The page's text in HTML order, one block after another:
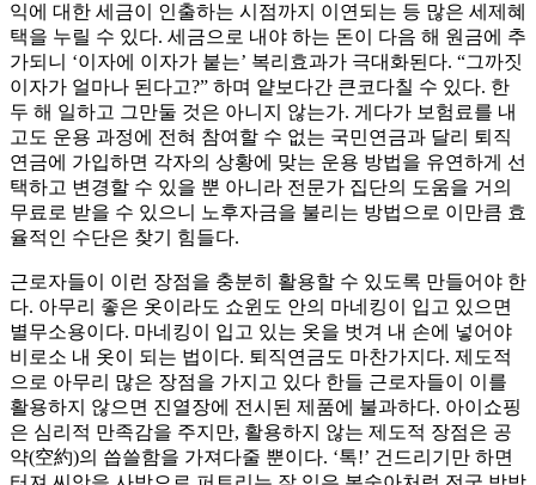
익에 대한 세금이 인출하는 시점까지 이연되는 등 많은 세제혜
택을 누릴 수 있다. 세금으로 내야 하는 돈이 다음 해 원금에 추
가되니 ‘이자에 이자가 붙는’ 복리효과가 극대화된다. “그까짓
이자가 얼마나 된다고?” 하며 얕보다간 큰코다칠 수 있다. 한
두 해 일하고 그만둘 것은 아니지 않는가. 게다가 보험료를 내
고도 운용 과정에 전혀 참여할 수 없는 국민연금과 달리 퇴직
연금에 가입하면 각자의 상황에 맞는 운용 방법을 유연하게 선
택하고 변경할 수 있을 뿐 아니라 전문가 집단의 도움을 거의
무료로 받을 수 있으니 노후자금을 불리는 방법으로 이만큼 효
율적인 수단은 찾기 힘들다.
근로자들이 이런 장점을 충분히 활용할 수 있도록 만들어야 한
다. 아무리 좋은 옷이라도 쇼윈도 안의 마네킹이 입고 있으면
별무소용이다. 마네킹이 입고 있는 옷을 벗겨 내 손에 넣어야
비로소 내 옷이 되는 법이다. 퇴직연금도 마찬가지다. 제도적
으로 아무리 많은 장점을 가지고 있다 한들 근로자들이 이를
활용하지 않으면 진열장에 전시된 제품에 불과하다. 아이쇼핑
은 심리적 만족감을 주지만, 활용하지 않는 제도적 장점은 공
약(空約)의 씁쓸함을 가져다줄 뿐이다. ‘톡!’ 건드리기만 하면